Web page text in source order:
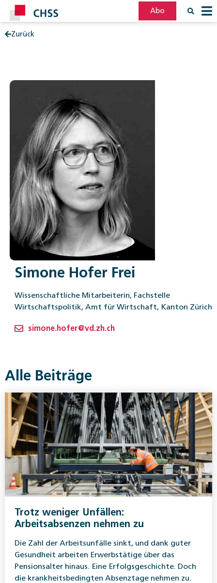
Abo
Zurück
Simone Hofer Frei
Wissenschaftliche Mitarbeiterin, Fachstelle
Wirtschaftspolitik, Amt für Wirtschaft, Kanton Zürich
simone.hofer@vd.zh.ch
Alle Beiträge
Trotz weniger Unfällen:
Arbeitsabsenzen nehmen zu
Die Zahl der Arbeitsunfälle sinkt, und dank guter
Gesundheit arbeiten Erwerbstätige über das
Pensionsalter hinaus. Eine Erfolgsgeschichte. Doch
die krankheitsbedingten Absenztage nehmen zu.